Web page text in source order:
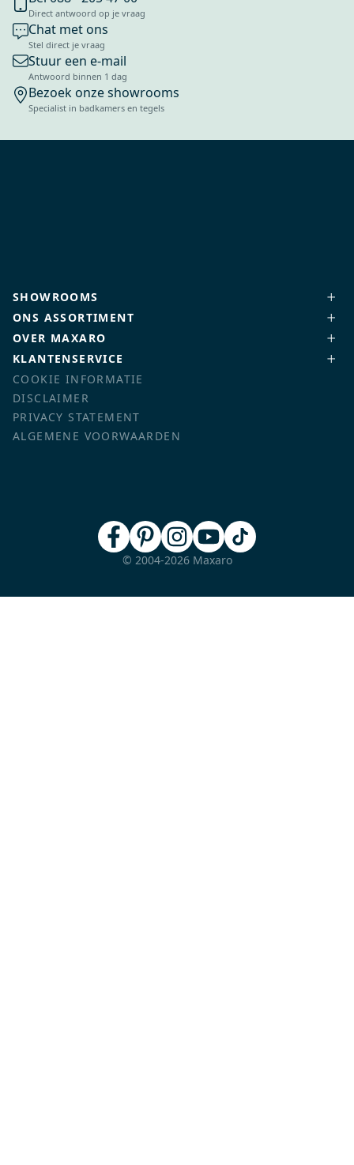
Direct antwoord op je vraag
Chat met ons
Stel direct je vraag
Stuur een e-mail
Antwoord binnen 1 dag
Bezoek onze showrooms
Specialist in badkamers en tegels
SHOWROOMS
ONS ASSORTIMENT
OVER MAXARO
KLANTENSERVICE
COOKIE INFORMATIE
DISCLAIMER
PRIVACY STATEMENT
ALGEMENE VOORWAARDEN
© 2004-2026 Maxaro